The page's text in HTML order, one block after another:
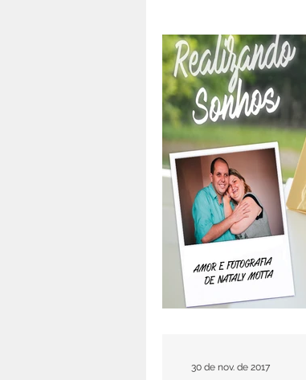
Realidade Aumentada
30 de nov. de 2017